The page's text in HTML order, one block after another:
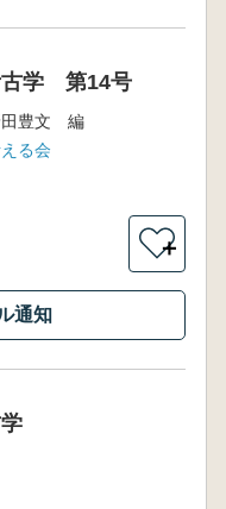
古学 第14号
豊文 編
る会
＋
通知